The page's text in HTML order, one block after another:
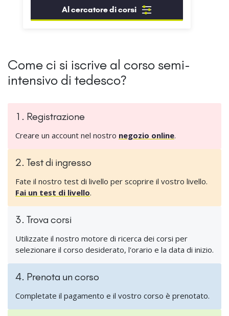
Al cercatore di corsi
Come ci si iscrive al corso semi-
intensivo di tedesco?
1. Registrazione
Creare un account nel nostro negozio online.
2. Test di ingresso
Fate il nostro test di livello per scoprire il vostro livello.
Fai un test di livello.
3. Trova corsi
Utilizzate il nostro motore di ricerca dei corsi per
selezionare il corso desiderato, l'orario e la data di inizio.
4. Prenota un corso
Completate il pagamento e il vostro corso è prenotato.